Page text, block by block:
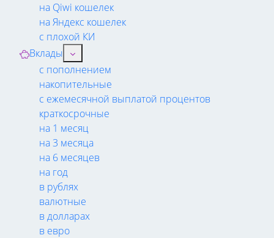
на Qiwi кошелек
на Яндекс кошелек
с плохой КИ
Вклады
с пополнением
накопительные
с ежемесячной выплатой процентов
краткосрочные
на 1 месяц
на 3 месяца
на 6 месяцев
на год
в рублях
валютные
в долларах
в евро